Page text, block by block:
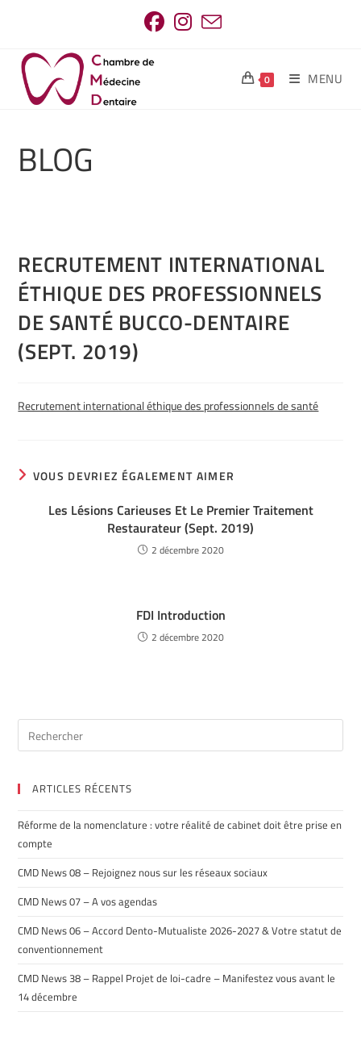
0 MENU
BLOG
RECRUTEMENT INTERNATIONAL
ÉTHIQUE DES PROFESSIONNELS
DE SANTÉ BUCCO-DENTAIRE
(SEPT. 2019)
Recrutement international éthique des professionnels de santé
VOUS DEVRIEZ ÉGALEMENT AIMER
Les Lésions Carieuses Et Le Premier Traitement
Restaurateur (Sept. 2019)
2 décembre 2020
FDI Introduction
2 décembre 2020
ARTICLES RÉCENTS
Réforme de la nomenclature : votre réalité de cabinet doit être prise en
compte
CMD News 08 – Rejoignez nous sur les réseaux sociaux
CMD News 07 – A vos agendas
CMD News 06 – Accord Dento-Mutualiste 2026-2027 & Votre statut de
conventionnement
CMD News 38 – Rappel Projet de loi-cadre – Manifestez vous avant le
14 décembre